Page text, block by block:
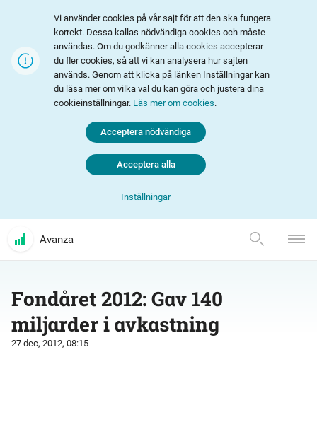
Vi använder cookies på vår sajt för att den ska fungera
korrekt. Dessa kallas nödvändiga cookies och måste
användas. Om du godkänner alla cookies accepterar
du fler cookies, så att vi kan analysera hur sajten
används. Genom att klicka på länken Inställningar kan
du läsa mer om vilka val du kan göra och justera dina
cookieinställningar. Läs mer om cookies.
Inställningar
Acceptera nödvändiga
Acceptera alla
Avanza
Fondåret 2012: Gav 140
miljarder i avkastning
27 dec, 2012, 08:15